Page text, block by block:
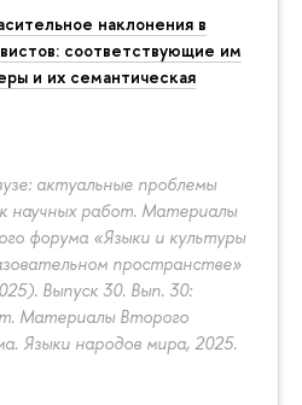
наклонения в
соответствующие им
и их семантическая
актуальные проблемы
научных работ. Материалы
форума «Языки и культуры
пространстве»
Выпуск 30. Вып. 30:
Материалы Второго
Языки народов мира, 2025.